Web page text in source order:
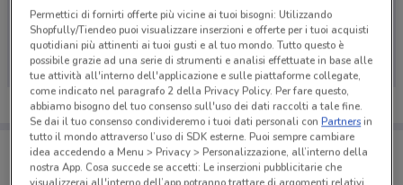
Ci dispiace, al momento non abbiamo pubblicato
volantini nella tua zona. Riprova più tardi.
Porta DoveConviene sempre con te!
Puoi trovare le migliori offerte dei negozi vicino a te,
salvarle e creare la tua lista del risparmio, comodamente
Permettici di fornirti offerte più vicine ai tuoi bisogni: Utilizzando
Shopfully/Tiendeo puoi visualizzare inserzioni e offerte per i tuoi acquisti
quotidiani più attinenti ai tuoi gusti e al tuo mondo. Tutto questo è
possibile grazie ad una serie di strumenti e analisi effettuate in base alle
tue attività all'interno dell'applicazione e sulle piattaforme collegate,
come indicato nel paragrafo 2 della Privacy Policy. Per fare questo,
abbiamo bisogno del tuo consenso sull'uso dei dati raccolti a tale fine.
Se dai il tuo consenso condivideremo i tuoi dati personali conPartnersin
tutto il mondo attraverso l’uso di SDK esterne. Puoi sempre cambiare
idea accedendo a Menu > Privacy > Personalizzazione, all’interno della
nostra App. Cosa succede se accetti: Le inserzioni pubblicitarie che